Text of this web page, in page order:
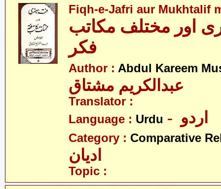
Fiqh-e-Jafri aur Mukhtalif
اور مختلف مکاتب
Author : Abdul Kareem
عبدالکریم مشتاق
Translator :
Language : Urdu
Category : Comparative
ادیان
Topic :